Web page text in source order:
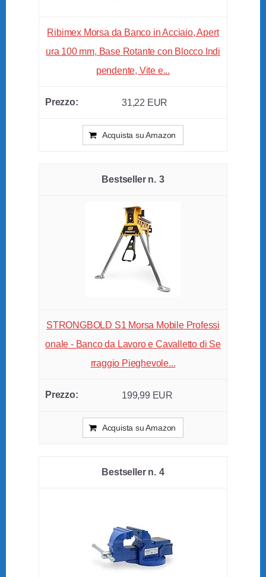
Ribimex Morsa da Banco in Acciaio, Apert
ura 100 mm, Base Rotante con Blocco Indi
pendente, Vite e...
31,22 EUR
Acquista su Amazon
3
STRONGBOLD S1 Morsa Mobile Professi
onale - Banco da Lavoro e Cavalletto di Se
rraggio Pieghevole...
199,99 EUR
Acquista su Amazon
4